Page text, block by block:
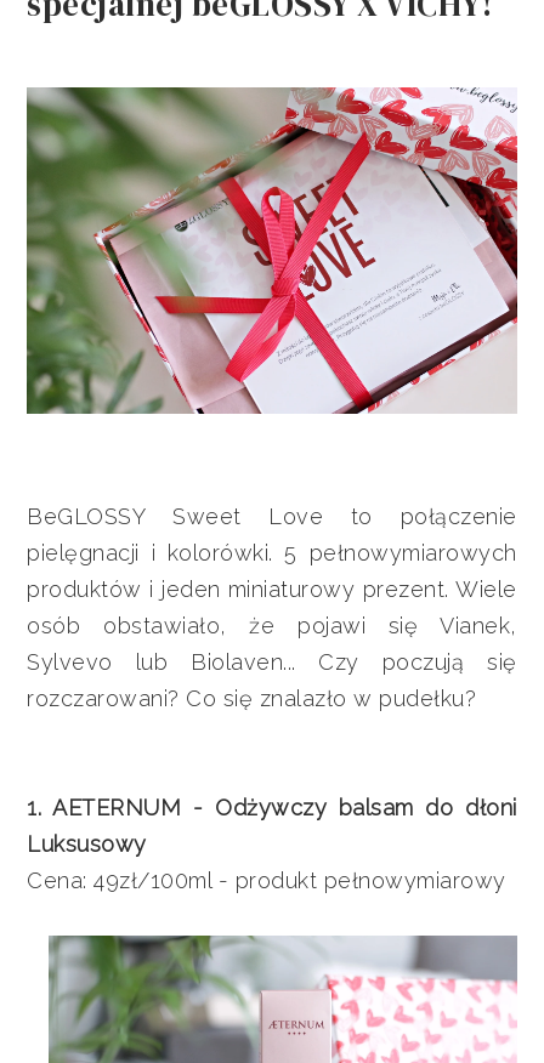
BeGLOSSY Sweet Love to połączenie
pielęgnacji i kolorówki. 5 pełnowymiarowych
produktów i jeden miniaturowy prezent. Wiele
osób obstawiało, że pojawi się Vianek,
Sylvevo lub Biolaven... Czy poczują się
rozczarowani? Co się znalazło w pudełku?
1. AETERNUM - Odżywczy balsam do dłoni
Luksusowy
Cena: 49zł/100ml - produkt pełnowymiarowy